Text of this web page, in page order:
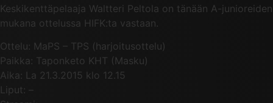
Keskikenttäpelaaja Waltteri Peltola on tänään A-junioreiden
mukana ottelussa HIFK:ta vastaan.
Ottelu: MaPS – TPS (harjoitusottelu)
Paikka: Taponketo KHT (Masku)
Aika: La 21.3.2015 klo 12.15
Liput: –